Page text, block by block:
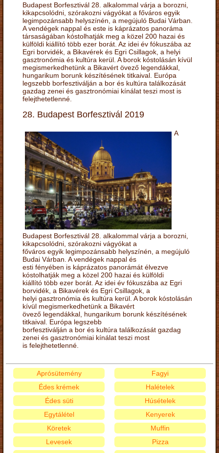
Budapest Borfesztivál 28. alkalommal várja a borozni,
kikapcsolódni, szórakozni vágyókat a főváros egyik
legimpozánsabb helyszínén, a megújuló Budai Várban.
A vendégek nappal és este is káprázatos panoráma
társaságában kóstolhatják meg a közel 200 hazai és
külföldi kiállító több ezer borát. Az idei év fókuszába az
Egri borvidék, a Bikavérek és Egri Csillagok, a helyi
gasztronómia és kultúra kerül. A borok kóstolásán kívül
megismerkedhetünk a Bikavért övező legendákkal,
hungarikum borunk készítésének titkaival. Európa
legszebb borfesztiválján a bor és kultúra találkozását
gazdag zenei és gasztronómiai kínálat teszi most is
felejthetetlenné.
28. Budapest Borfesztivál 2019
A
Budapest Borfesztivál 28. alkalommal várja a borozni,
kikapcsolódni, szórakozni vágyókat a
főváros egyik legimpozánsabb helyszínén, a megújuló
Budai Várban. A vendégek nappal és
esti fényében is káprázatos panorámát élvezve
kóstolhatják meg a közel 200 hazai és külföldi
kiállító több ezer borát. Az idei év fókuszába az Egri
borvidék, a Bikavérek és Egri Csillagok, a
helyi gasztronómia és kultúra kerül. A borok kóstolásán
kívül megismerkedhetünk a Bikavért
övező legendákkal, hungarikum borunk készítésének
titkaival. Európa legszebb
borfesztiválján a bor és kultúra találkozását gazdag
zenei és gasztronómiai kínálat teszi most
is felejthetetlenné.
Aprósütemény
Édes krémek
Édes süti
Egytálétel
Fagyi
Halételek
Húsételek
Kenyerek
Köretek
Levesek
Muffin
Pizza